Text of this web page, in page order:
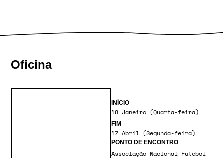
Oficina
INÍCIO
18 Janeiro (Quarta-feira)
FIM
17 Abril (Segunda-feira)
PONTO DE ENCONTRO
Associação Nacional Futebol